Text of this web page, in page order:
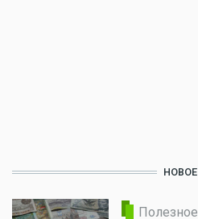
НОВОЕ
Полезное